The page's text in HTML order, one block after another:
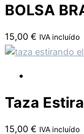
BOLSA
15,00 € IVA incluído
Taza
15,00 € IVA incluído